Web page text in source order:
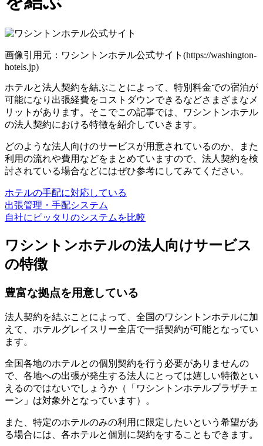
画像引用元：ワシントンホテル公式サイト(https://washington-
hotels.jp)
ホテルと法人契約を結ぶことによって、特別料金での宿泊が
可能になり出張経費をコストダウンできるなどさまざまなメ
リットがあります。そこでこの記事では、ワシントンホテル
の法人契約における特徴を紹介していきます。
どのような法人向けのサービスが用意されているのか、また
利用の流れや費用などをまとめていますので、法人契約を検
討されている場合などにはぜひ参考にしてみてください。
ホテルの手配に対応している
出張管理・手配システム
自社にピッタリのシステムを比較
ワシントンホテルの法人向けサービス
の特徴
豊富な拠点を用意している
法人契約を結ぶことによって、全国のワシントンホテルに加
えて、ホテルグレイスリー全店で一括契約が可能となってい
ます。
全国各地のホテルとの個別契約を行う必要がありませんの
で、各地への出張が発生する法人にとっては嬉しい特徴とい
えるのではないでしょうか（「ワシントンホテルプラザチェ
ーン」は対象外となっています）。
また、特定のホテルのみの利用に限定したいという希望があ
る場合には、各ホテルと個別に契約をすることもできます。